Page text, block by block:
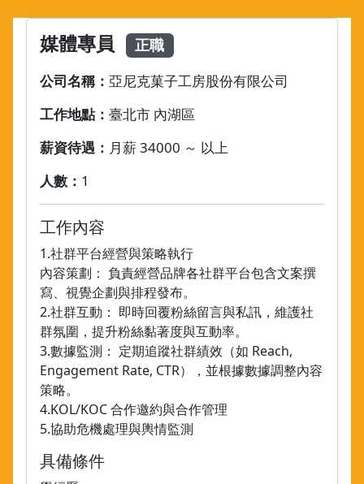
媒體專員 正職
公司名稱： 亞尼克菓子工房股份有限公司
工作地點： 臺北市 內湖區
薪資待遇： 月薪 34000 ～ 以上
人數： 1
工作內容
1.社群平台經營與策略執行
內容策劃： 負責經營品牌各社群平台包含文案撰
寫、視覺企劃與排程發布。
2.社群互動： 即時回覆粉絲留言與私訊，維護社
群氛圍，提升粉絲黏著度與互動率。
3.數據監測： 定期追蹤社群績效（如 Reach,
Engagement Rate, CTR），並根據數據調整內容
策略。
4.KOL/KOC 合作邀約與合作管理
5.協助危機處理與輿情監測
具備條件